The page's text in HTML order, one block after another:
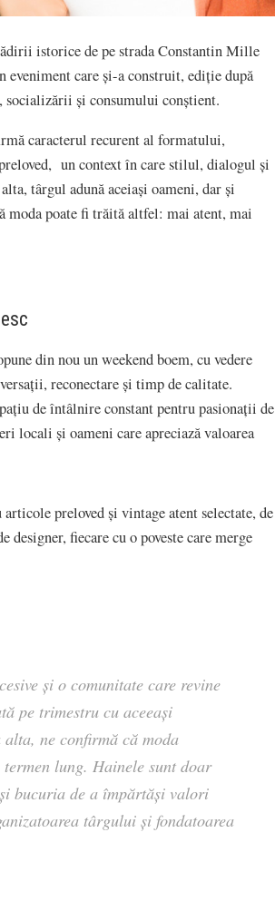
istorice de pe strada Constantin Mille
eveniment care și-a construit, ediție după
și consumului conștient.
caracterul recurent al formatului,
un context în care stilul, dialogul și
târgul adună aceiași oameni, dar și
moda poate fi trăită altfel: mai atent, mai
din nou un weekend boem, cu vedere
reconectare și timp de calitate.
de întâlnire constant pentru pasionații de
locali și oameni care apreciază valoarea
preloved și vintage atent selectate, de
fiecare cu o poveste care merge
și o comunitate care revine
pe trimestru cu aceeași
ne confirmă că moda
lung. Hainele sunt doar
bucuria de a împărtăși valori
târgului și fondatoarea